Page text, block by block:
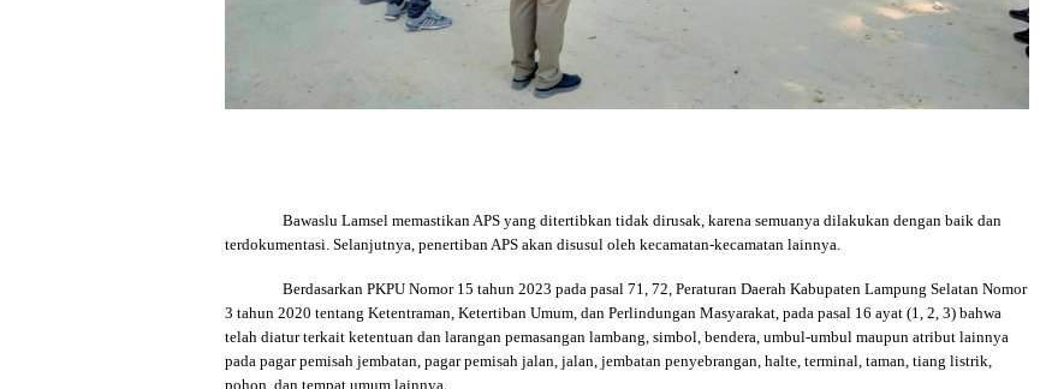
Bawaslu Lamsel memastikan APS yang ditertibkan tidak dirusak, karena semuanya dilakukan dengan baik dan
terdokumentasi. Selanjutnya, penertiban APS akan disusul oleh kecamatan-kecamatan lainnya.
Berdasarkan PKPU Nomor 15 tahun 2023 pada pasal 71, 72, Peraturan Daerah Kabupaten Lampung Selatan Nomor
3 tahun 2020 tentang Ketentraman, Ketertiban Umum, dan Perlindungan Masyarakat, pada pasal 16 ayat (1, 2, 3) bahwa
telah diatur terkait ketentuan dan larangan pemasangan lambang, simbol, bendera, umbul-umbul maupun atribut lainnya
pada pagar pemisah jembatan, pagar pemisah jalan, jalan, jembatan penyebrangan, halte, terminal, taman, tiang listrik,
pohon, dan tempat umum lainnya.